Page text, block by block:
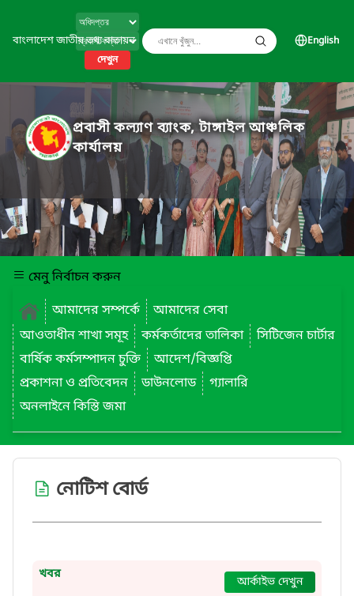
বাংলাদেশ জাতীয় তথ্য বাতায়ন
দেখুন
English
প্রবাসী কল্যাণ ব্যাংক, টাঙ্গাইল আঞ্চলিক
কার্যালয়
মেনু নির্বাচন করুন
আমাদের সম্পর্কে
আমাদের সেবা
আওতাধীন শাখা সমূহ
কর্মকর্তাদের তালিকা
সিটিজেন চার্টার
বার্ষিক কর্মসম্পাদন চুক্তি
আদেশ/বিজ্ঞপ্তি
প্রকাশনা ও প্রতিবেদন
ডাউনলোড
গ্যালারি
অনলাইনে কিস্তি জমা
নোটিশ বোর্ড
খবর আর্কাইভ দেখুন